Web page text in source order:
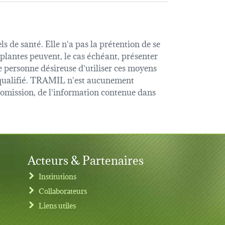
de santé. Elle n'a pas la prétention de se
peuvent, le cas échéant, présenter
désireuse d'utiliser ces moyens
TRAMIL n'est aucunement
de l'information contenue dans
Acteurs & Partenaires
Institutions
Collaborateurs
Liens utiles